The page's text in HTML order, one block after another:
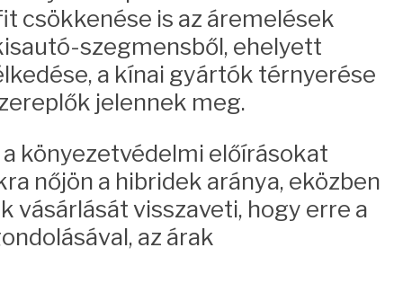
csökkenése is az áremelések
szegmensből, ehelyett
a kínai gyártók térnyerése
jelennek meg.
könyezetvédelmi előírásokat
nőjön a hibridek aránya, eközben
vásárlását visszaveti, hogy erre a
az árak